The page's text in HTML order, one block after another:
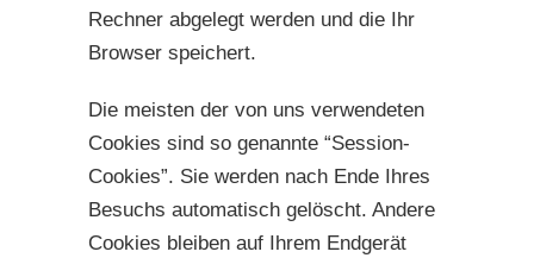
Rechner abgelegt werden und die Ihr
Browser speichert.
Die meisten der von uns verwendeten
Cookies sind so genannte “Session-
Cookies”. Sie werden nach Ende Ihres
Besuchs automatisch gelöscht. Andere
Cookies bleiben auf Ihrem Endgerät